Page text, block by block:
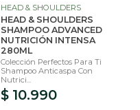
HEAD & SHOULDERS
HEAD & SHOULDERS
SHAMPOO ADVANCED
NUTRICIÓN INTENSA
280ML
Colección Perfectos Para Ti
Shampoo Anticaspa Con
Nutrici...
$ 10.990